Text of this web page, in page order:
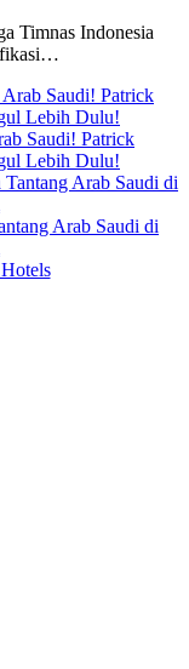
Timnas Indonesia
Saudi! Patrick
Lebih Dulu!
Arab Saudi di